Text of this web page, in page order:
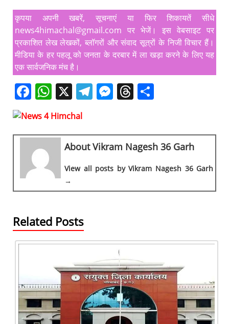
कृपया अपनी खबरें, सूचनाएं या फिर शिकायतें सीधे
news4himachal@gmail.com पर भेजें। इस वेबसाइट पर
प्रकाशित लेख लेखकों, ब्लॉगरों और संवाद सूत्रों के निजी विचार हैं।
मीडिया के हर पहलू को जनता के दरबार में ला खड़ा करने के लिए यह
एक सार्वजनिक मंच है।
F
c
e
b
o
o
W
h
at
s
p
p
X T
gr
a
m
M
e
n
g
er
T
a
d
s
S
e
About Vikram Nagesh 36 Garh
View all posts by Vikram Nagesh 36 Garh
→
Related Posts